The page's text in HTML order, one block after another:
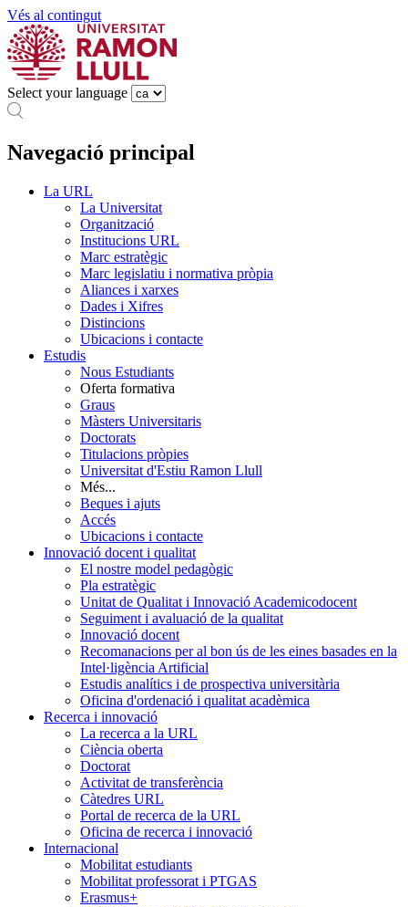
Vés al contingut
Select your language
Navegació principal
La URL
La Universitat
Organització
Institucions URL
Marc estratègic
Marc legislatiu i normativa pròpia
Aliances i xarxes
Dades i Xifres
Distincions
Ubicacions i contacte
Estudis
Nous Estudiants
Oferta formativa
Graus
Màsters Universitaris
Doctorats
Titulacions pròpies
Universitat d'Estiu Ramon Llull
Més...
Beques i ajuts
Accés
Ubicacions i contacte
Innovació docent i qualitat
El nostre model pedagògic
Pla estratègic
Unitat de Qualitat i Innovació Academicodocent
Seguiment i avaluació de la qualitat
Innovació docent
Recomanacions per al bon ús de les eines basades en la
Intel·ligència Artificial
Estudis analítics i de prospectiva universitària
Oficina d'ordenació i qualitat acadèmica
Recerca i innovació
La recerca a la URL
Ciència oberta
Doctorat
Activitat de transferència
Càtedres URL
Portal de recerca de la URL
Oficina de recerca i innovació
Internacional
Mobilitat estudiants
Mobilitat professorat i PTGAS
Erasmus+